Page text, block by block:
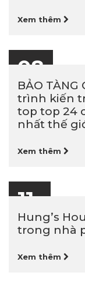
Xem thêm
08
08-2025
BẢO TÀNG
trình kiến
top top 24
nhất thế
Xem thêm
11
08-2024
Hung’s
trong nhà
Xem thêm